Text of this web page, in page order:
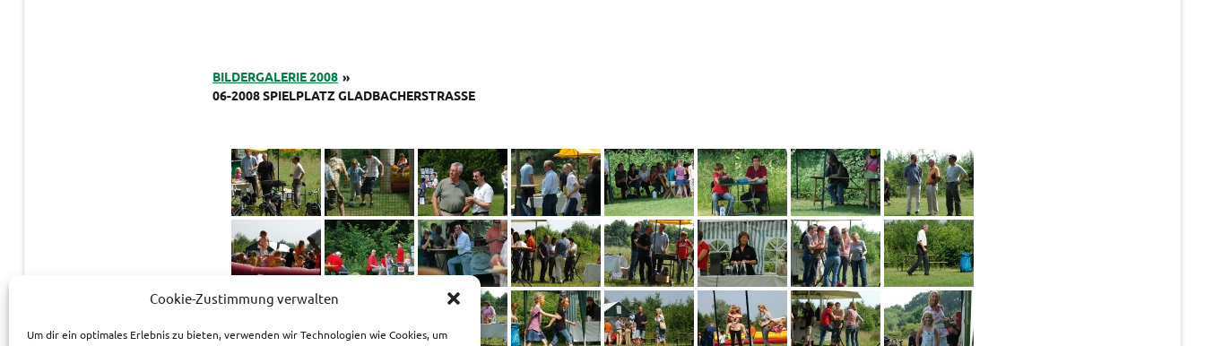
Cookie-Zustimmung verwalten
Um dir ein optimales Erlebnis zu bieten, verwenden wir Technologien wie Cookies, um
BILDERGALERIE 2008 »
06-2008 SPIELPLATZ GLADBACHERSTRASSE